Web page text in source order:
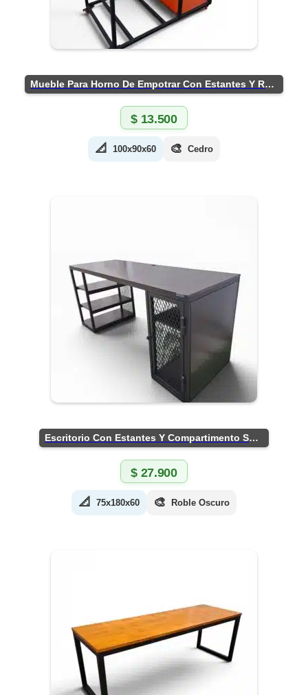
Mueble Para Horno De Empotrar Con Estantes Y Ruedas
$13.500
📐 100x90x60 🎨 Cedro
Escritorio Con Estantes Y Compartimento Seguro
$27.900
📐 75x180x60 🎨 Roble Oscuro